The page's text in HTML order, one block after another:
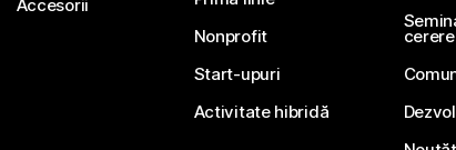
Accesorii
Nonprofit
Start-upuri
Activitate hibridă
cerere